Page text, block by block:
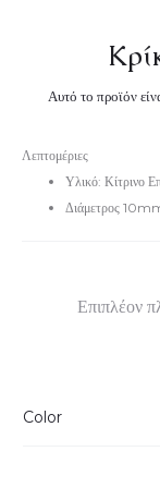
Λεπτομέριες
Υλικό: Κίτρινο
Διάμετρος
Αυτό το προϊόν
Επιπλέον
Color